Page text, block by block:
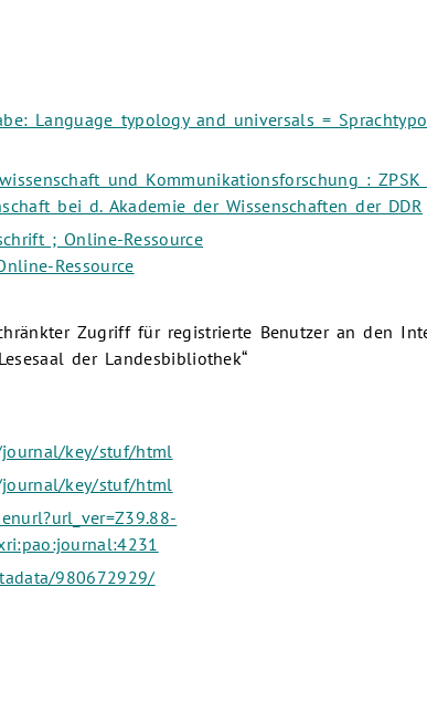
Language typology and universals =
und Kommunikationsforschung :
bei d. Akademie der Wissenschaften der DDR
; Online-Ressource
Ressource
Zugriff für registrierte Benutzer an den
der Landesbibliothek“
key/stuf/html
key/stuf/html
980672929/